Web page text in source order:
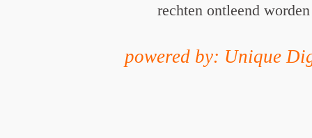
rechten ontleend worden
powered by: Unique